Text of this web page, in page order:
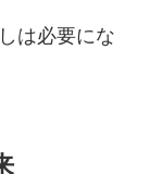
は必要にな